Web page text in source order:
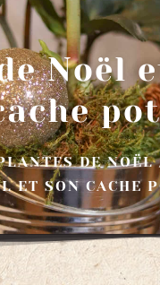
Noël
pot
DE NOËL
ET SON CACHE